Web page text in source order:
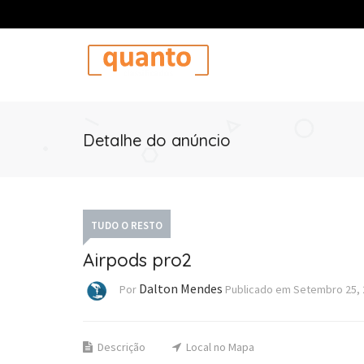
Detalhe do anúncio
TUDO O RESTO
Airpods pro2
Por Dalton Mendes Publicado em Setembro 25,
Descrição Local no Mapa